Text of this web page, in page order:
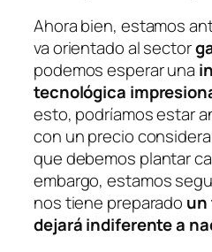
Ahora bien, estamos
va orientado al sector
podemos esperar una
tecnológica
esto, podríamos estar
con un precio
que debemos plantar
embargo, estamos
nos tiene preparado un
dejará indiferente a